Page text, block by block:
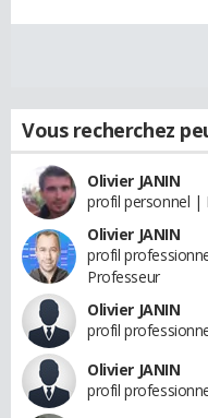
Vous recherchez
Olivier JANIN
profil personnel |
Olivier JANIN
profil
Professeur
Olivier JANIN
profil
Olivier JANIN
profil